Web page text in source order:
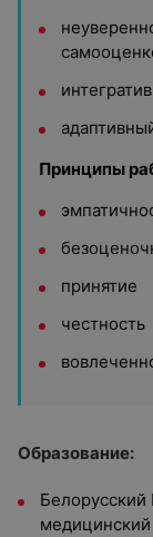
и
Принципы
принятие
честность
Образование:
Белорусский
медицинский